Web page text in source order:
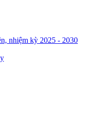
nhiệm kỳ 2025 - 2030